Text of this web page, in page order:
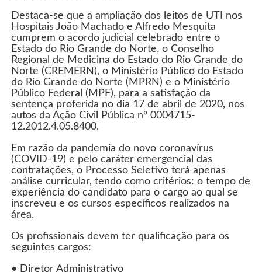
Destaca-se que a ampliação dos leitos de UTI nos
Hospitais João Machado e Alfredo Mesquita
cumprem o acordo judicial celebrado entre o
Estado do Rio Grande do Norte, o Conselho
Regional de Medicina do Estado do Rio Grande do
Norte (CREMERN), o Ministério Público do Estado
do Rio Grande do Norte (MPRN) e o Ministério
Público Federal (MPF), para a satisfação da
sentença proferida no dia 17 de abril de 2020, nos
autos da Ação Civil Pública nº 0004715-
12.2012.4.05.8400.
Em razão da pandemia do novo coronavírus
(COVID-19) e pelo caráter emergencial das
contratações, o Processo Seletivo terá apenas
análise curricular, tendo como critérios: o tempo de
experiência do candidato para o cargo ao qual se
inscreveu e os cursos específicos realizados na
área.
Os profissionais devem ter qualificação para os
seguintes cargos:
• Diretor Administrativo